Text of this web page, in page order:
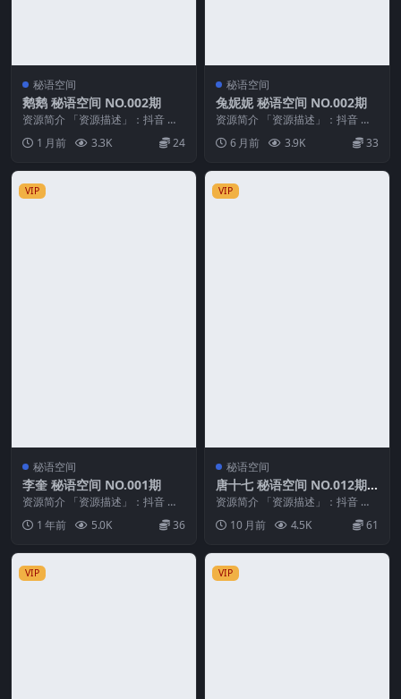
秘语空间
鹅鹅 秘语空间 NO.002期
资源简介 「资源描述」：抖音 鹅
鹅 秘语空间 NO.002期 【18P34
V】 ...1 月前 3.3K 24
秘语空间
兔妮妮 秘语空间 NO.002期
资源简介 「资源描述」：抖音 兔
妮妮 秘语空间 NO.002期 【30P】
「资...6 月前 3.9K 33
VIP
秘语空间
李奎 秘语空间 NO.001期
资源简介 「资源描述」：抖音 李
奎 秘语空间 NO.001期 【9P2V】
「资...1 年前 5.0K 36
VIP
秘语空间
唐十七 秘语空间 NO.012期
最新至：2025.9.22
资源简介 「资源描述」：抖音 唐
十七 秘语空间 NO.012期 【16P】
最新至...
10 月前 4.5K 61
VIP VIP